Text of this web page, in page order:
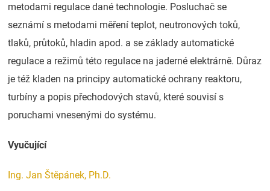
metodami regulace dané technologie. Posluchač se
seznámí s metodami měření teplot, neutronových toků,
tlaků, průtoků, hladin apod. a se základy automatické
regulace a režimů této regulace na jaderné elektrárně. Důraz
je též kladen na principy automatické ochrany reaktoru,
turbíny a popis přechodových stavů, které souvisí s
poruchami vnesenými do systému.
Vyučující
Ing. Jan Štěpánek, Ph.D.